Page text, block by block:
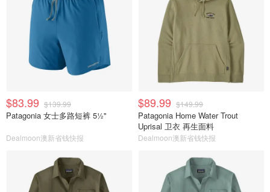
$83.99 $139.99
Patagonia 女士多路短裤 5½"
Dealmoon澳新省钱快报
$89.99 $149.99
Patagonia Home Water Trout
Uprisal 卫衣 再生面料
Dealmoon澳新省钱快报